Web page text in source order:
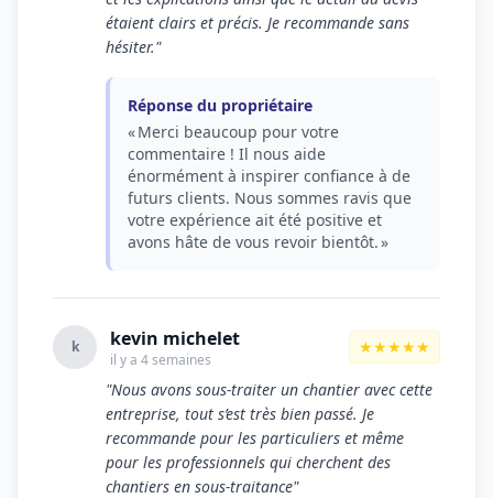
étaient clairs et précis. Je recommande sans
hésiter."
Réponse du propriétaire
« Merci beaucoup pour votre
commentaire ! Il nous aide
énormément à inspirer confiance à de
futurs clients. Nous sommes ravis que
votre expérience ait été positive et
avons hâte de vous revoir bientôt. »
k kevin michelet
il y a 4 semaines
★★★★★
"Nous avons sous-traiter un chantier avec cette
entreprise, tout s’est très bien passé. Je
recommande pour les particuliers et même
pour les professionnels qui cherchent des
chantiers en sous-traitance"